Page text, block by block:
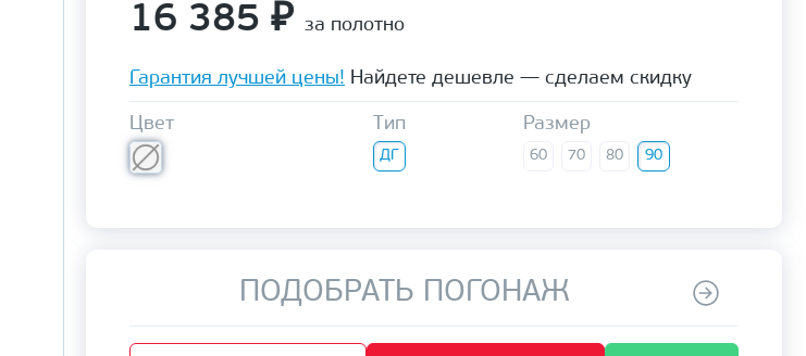
16 385 ₽ за полотно
Гарантия лучшей цены! Найдете дешевле — сделаем скидку
Цвет Тип
ДГ
Размер
60 70 80 90
ПОДОБРАТЬ ПОГОНАЖ